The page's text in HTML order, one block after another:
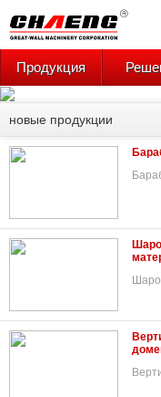
Продукция
новые продукции